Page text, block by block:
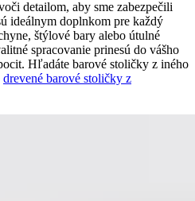
detailom, aby sme zabezpečili
ideálnym doplnkom pre každý
štýlové bary alebo útulné
spracovanie prinesú do vášho
Hľadáte barové stoličky z iného
drevené barové stoličky z